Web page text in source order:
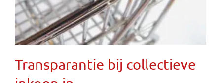
Transparantie bij collectieve